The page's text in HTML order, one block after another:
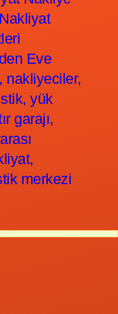
Eve
nakliyeciler,
yük
garajı,
merkezi